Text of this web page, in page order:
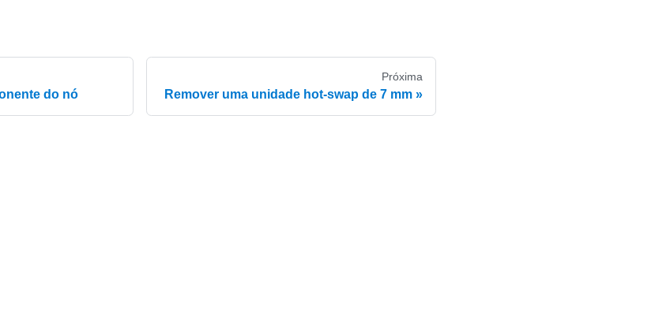
do nó
Próxima
Remover uma unidade hot-swap de 7 mm